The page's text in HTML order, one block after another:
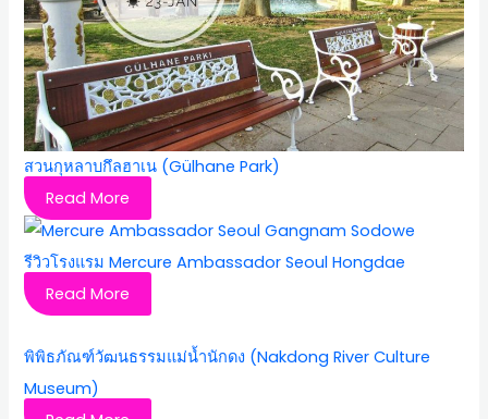
สวนกุหลาบกึลฮาเน (Gülhane Park)
Read More
รีวิวโรงแรม Mercure Ambassador Seoul Hongdae
Read More
พิพิธภัณฑ์วัฒนธรรมแม่น้ำนักดง (Nakdong River Culture
Museum)